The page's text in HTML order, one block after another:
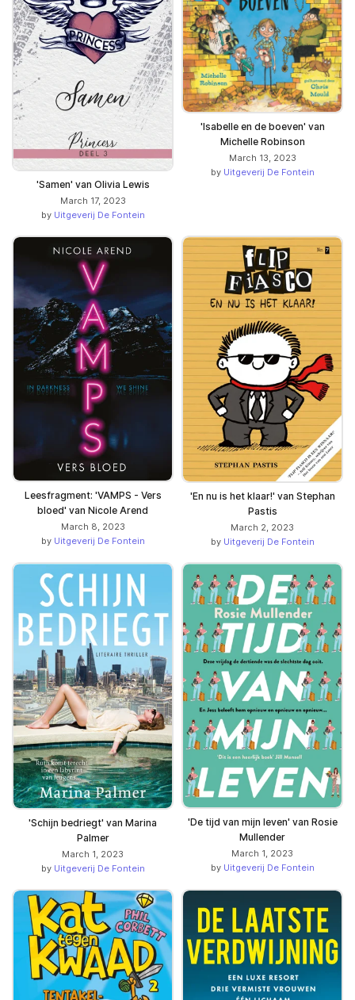
'Samen' van Olivia Lewis
March 17, 2023
by Uitgeverij De Fontein
'Isabelle en de boeven' van
Michelle Robinson
March 13, 2023
by Uitgeverij De Fontein
Leesfragment: 'VAMPS - Vers
bloed' van Nicole Arend
March 8, 2023
by Uitgeverij De Fontein
'En nu is het klaar!' van Stephan
Pastis
March 2, 2023
by Uitgeverij De Fontein
'Schijn bedriegt' van Marina
Palmer
March 1, 2023
by Uitgeverij De Fontein
'De tijd van mijn leven' van Rosie
Mullender
March 1, 2023
by Uitgeverij De Fontein